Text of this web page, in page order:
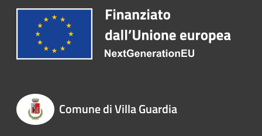
Comune di Villa Guardia